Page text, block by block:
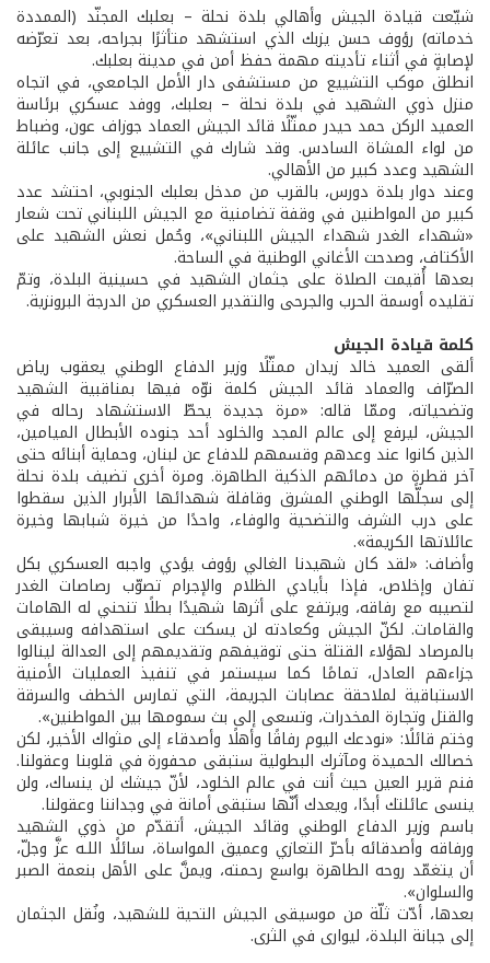
شيّعت قيادة الجيش وأهالي بلدة نحلة – بعلبك المجنّد (الممددة
خدماته) رؤوف حسن يزبك الذي استشهد متأثرًا بجراحه، بعد تعرّضه
لإصابةٍ في أثناء تأديته مهمة حفظ أمن في مدينة بعلبك.
انطلق موكب التشييع من مستشفى دار الأمل الجامعي، في اتجاه
منزل ذوي الشهيد في بلدة نحلة – بعلبك، ووفد عسكري برئاسة
العميد الركن حمد حيدر ممثّلًا قائد الجيش العماد جوزاف عون، وضباط
من لواء المشاة السادس. وقد شارك في التشييع إلى جانب عائلة
الشهيد وعدد كبير من الأهالي.
وعند دوار بلدة دورس، بالقرب من مدخل بعلبك الجنوبي، احتشد عدد
كبير من المواطنين في وقفة تضامنية مع الجيش اللبناني تحت شعار
«شهداء الغدر شهداء الجيش اللبناني»، وحُمل نعش الشهيد على
الأكتاف، وصدحت الأغاني الوطنية في الساحة.
بعدها أُقيمت الصلاة على جثمان الشهيد في حسينية البلدة، وتمّ
تقليده أوسمة الحرب والجرحى والتقدير العسكري من الدرجة البرونزية.
كلمة قيادة الجيش
ألقى العميد خالد زيدان ممثّلًا وزير الدفاع الوطني يعقوب رياض
الصرّاف والعماد قائد الجيش كلمة نوّه فيها بمناقبية الشهيد
وتضحياته، وممّا قاله: «مرة جديدة يحطّ الاستشهاد رحاله في
الجيش، ليرفع إلى عالم المجد والخلود أحد جنوده الأبطال الميامين،
الذين كانوا عند وعدهم وقسمهم للدفاع عن لبنان، وحماية أبنائه حتى
آخر قطرةٍ من دمائهم الذكية الطاهرة. ومرة أخرى تضيف بلدة نحلة
إلى سجلّها الوطني المشرق وقافلة شهدائها الأبرار الذين سقطوا
على درب الشرف والتضحية والوفاء، واحدًا من خيرة شبابها وخيرة
عائلاتها الكريمة».
وأضاف: «لقد كان شهيدنا الغالي رؤوف يؤدي واجبه العسكري بكل
تفان وإخلاص، فإذا بأيادي الظلام والإجرام تصوّب رصاصات الغدر
لتصيبه مع رفاقه، ويرتفع على أثرها شهيدًا بطلًا تنحني له الهامات
والقامات. لكنّ الجيش وكعادته لن يسكت على استهدافه وسيبقى
بالمرصاد لهؤلاء القتلة حتى توقيفهم وتقديمهم إلى العدالة لينالوا
جزاءهم العادل، تمامًا كما سيستمر في تنفيذ العمليات الأمنية
الاستباقية لملاحقة عصابات الجريمة، التي تمارس الخطف والسرقة
والقتل وتجارة المخدرات، وتسعى إلى بث سمومها بين المواطنين».
وختم قائلًا: «نودعك اليوم رفاقًا وأهلًا وأصدقاء إلى مثواك الأخير، لكن
خصالك الحميدة ومآثرك البطولية ستبقى محفورة في قلوبنا وعقولنا.
فنم قرير العين حيث أنت في عالم الخلود، لأنّ جيشك لن ينساك، ولن
ينسى عائلتك أبدًا، ويعدك أنّها ستبقى أمانة في وجداننا وعقولنا.
باسم وزير الدفاع الوطني وقائد الجيش، أتقدّم من ذوي الشهيد
ورفاقه وأصدقائه بأحرّ التعازي وعميق المواساة، سائلًا اللـه عزَّ وجلّ،
أن يتغمّد روحه الطاهرة بواسع رحمته، ويمنَّ على الأهل بنعمة الصبر
والسلوان».
بعدها، أدّت ثلّة من موسيقى الجيش التحية للشهيد، ونُقل الجثمان
إلى جبانة البلدة، ليوارى في الثرى.